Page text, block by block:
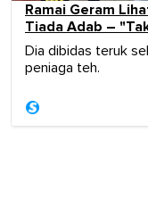
Ramai Geram
Tiada Adab –
Dia dibidas teruk
peniaga teh.